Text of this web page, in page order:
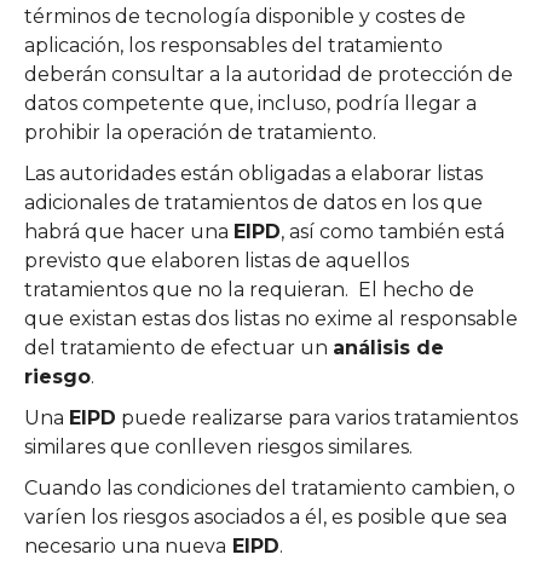
términos de tecnología disponible y costes de
aplicación, los responsables del tratamiento
deberán consultar a la autoridad de protección de
datos competente que, incluso, podría llegar a
prohibir la operación de tratamiento.
Las autoridades están obligadas a elaborar listas
adicionales de tratamientos de datos en los que
habrá que hacer una EIPD, así como también está
previsto que elaboren listas de aquellos
tratamientos que no la requieran. El hecho de
que existan estas dos listas no exime al responsable
del tratamiento de efectuar un análisis de
riesgo.
Una EIPD puede realizarse para varios tratamientos
similares que conlleven riesgos similares.
Cuando las condiciones del tratamiento cambien, o
varíen los riesgos asociados a él, es posible que sea
necesario una nueva EIPD.